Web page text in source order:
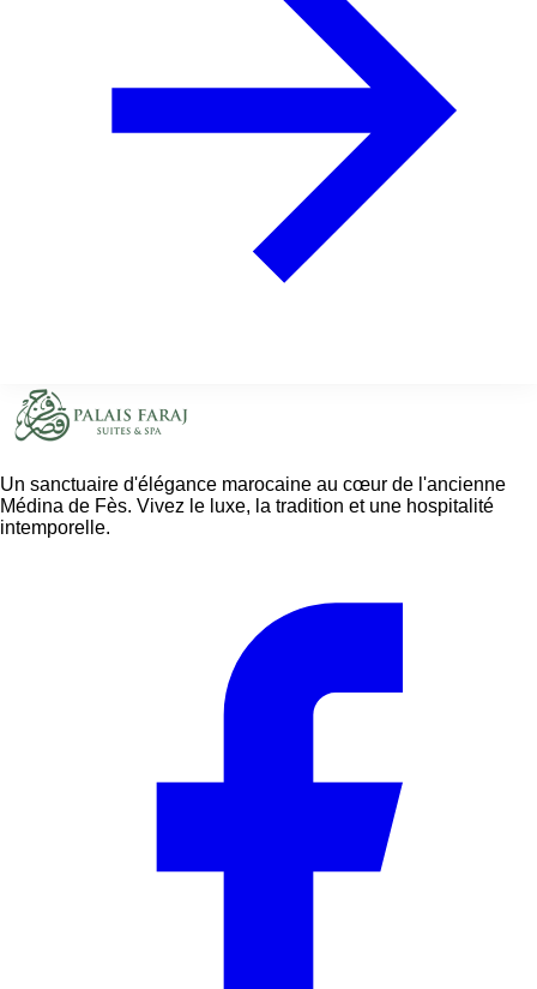
Un sanctuaire d'élégance marocaine au cœur de l'ancienne
Médina de Fès. Vivez le luxe, la tradition et une hospitalité
intemporelle.